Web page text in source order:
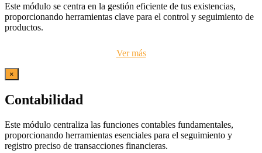
Este módulo se centra en la gestión eficiente de tus existencias,
proporcionando herramientas clave para el control y seguimiento de
productos.
Ver más
×
Contabilidad
Este módulo centraliza las funciones contables fundamentales,
proporcionando herramientas esenciales para el seguimiento y
registro preciso de transacciones financieras.